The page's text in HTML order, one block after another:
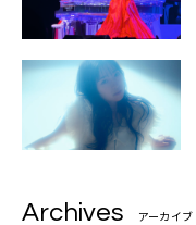
Archives アーカイブ